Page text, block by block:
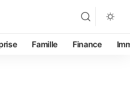
Famille Finance